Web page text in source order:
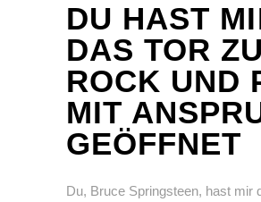
DU HAST
DAS TOR ZU
ROCK UND
MIT
GEÖFFNET
Du, Bruce Springsteen, hast mir